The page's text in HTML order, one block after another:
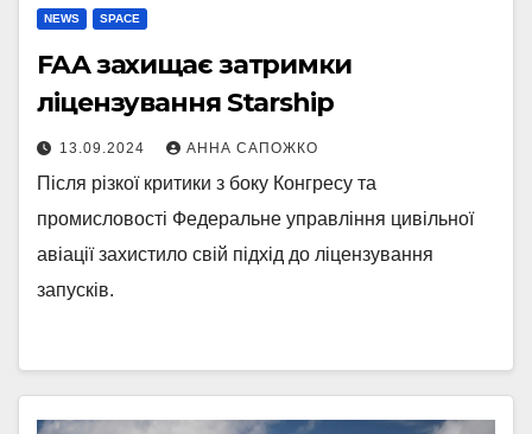
NEWS SPACE
FAA захищає затримки
ліцензування Starship
13.09.2024 АННА САПОЖКО
Після різкої критики з боку Конгресу та
промисловості Федеральне управління цивільної
авіації захистило свій підхід до ліцензування
запусків.